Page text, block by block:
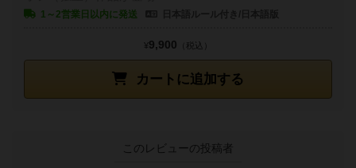
1～2営業日以内に発送
カートに追加する
¥9,900 （税込）
このレビューの投稿者